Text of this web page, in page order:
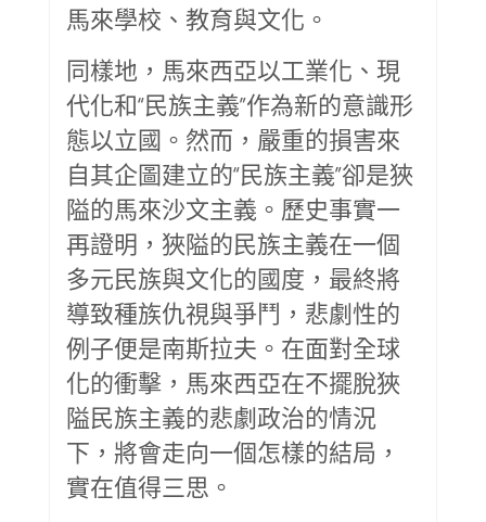
馬來學校、教育與文化。
同樣地，馬來西亞以工業化、現
代化和“民族主義”作為新的意識形
態以立國。然而，嚴重的損害來
自其企圖建立的“民族主義”卻是狹
隘的馬來沙文主義。歷史事實一
再證明，狹隘的民族主義在一個
多元民族與文化的國度，最終將
導致種族仇視與爭鬥，悲劇性的
例子便是南斯拉夫。在面對全球
化的衝擊，馬來西亞在不擺脫狹
隘民族主義的悲劇政治的情況
下，將會走向一個怎樣的結局，
實在值得三思。